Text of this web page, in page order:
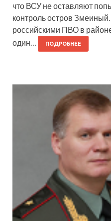
что ВСУ не оставляют
контроль остров
российскими ПВО в
один…
ПОДРОБНЕЕ